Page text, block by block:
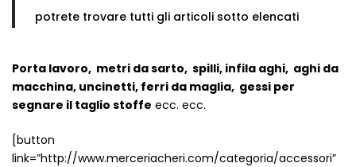
Quadri Mezzo Punto (92)
Canovacci Completi di Filati e Ago (24)
Set di Bottoni Vintage (77)
Swarovski (2)
Vintage (165)
potrete trovare tutti gli articoli sotto elencati
Porta lavoro, metri da sarto, spilli, infila aghi, aghi da
macchina, uncinetti, ferri da maglia, gessi per
segnare il taglio stoffe ecc. ecc.
[button
link=”http://www.merceriacheri.com/categoria/accessori”